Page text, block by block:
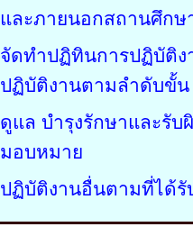
และภายนอกสถานศึกษ
จัดทำปฏิทินการปฏิบัติง
ปฏิบัติงานตามลำดับขั้น
ดูแล บำรุงรักษาและรั
มอบหมาย
ปฏิบัติงานอื่นตามที่ได้